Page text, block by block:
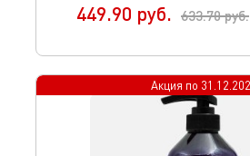
449.90 руб. 633.70руб.
Акция по